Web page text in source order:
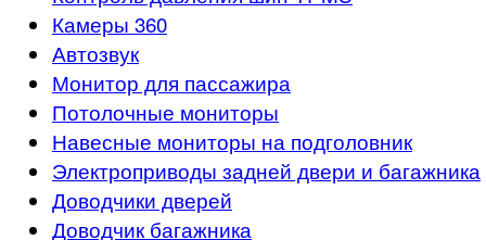
Камеры 360
Автозвук
Монитор для пассажира
Потолочные мониторы
Навесные мониторы на подголовник
Электроприводы задней двери и багажника
Доводчики дверей
Доводчик багажника